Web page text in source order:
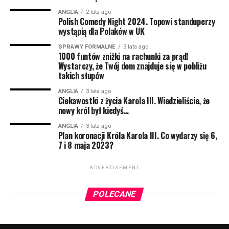
ale za każdym razem należało udać się do lekarza i
zapłacić za receptę. Teraz to się zmienia.
Za całoroczny zapas zapłacimy dokładnie 18 funtów i
70 pensów. O taką możliwość można aplikować online
lub udać się do najbliższej apteki.
– To ogromny krok dla wielu pań na Wyspach, ich
zdrowie i dobre samopoczucie powinno być
priorytetem. Teraz będą mogły sobie ulżyć bez
martwienia się o koszty – mówi Dame Lesley Regan,
Women’s Health Ambassador w UK.
prawdopodobnie się zwiększy.
ANGLIA 2 lata ago
Polish Comedy Night 2024. Topowi standuperzy
wystąpią dla Polaków w UK
SPRAWY FORMALNE 3 lata ago
1000 funtów zniżki na rachunki za prąd!
Wystarczy, że Twój dom znajduje się w pobliżu
takich słupów
ANGLIA 3 lata ago
Ciekawostki z życia Karola III. Wiedzieliście, że
nowy król był kiedyś…
ANGLIA 3 lata ago
Plan koronacji Króla Karola III. Co wydarzy się 6,
7 i 8 maja 2023?
ADVERTISEMENT
POLECANE